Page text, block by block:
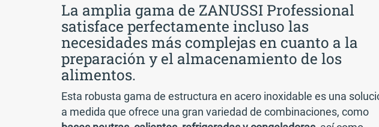
La amplia gama de ZANUSSI Professional
satisface perfectamente incluso las
necesidades más complejas en cuanto a la
preparación y el almacenamiento de los
alimentos.
Esta robusta gama de estructura en acero inoxidable es una
a medida que ofrece una gran variedad de combinaciones, como